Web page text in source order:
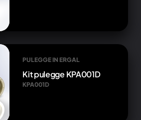
PULEGGE IN ERGAL
Kit pulegge KPA001D
KPA001D